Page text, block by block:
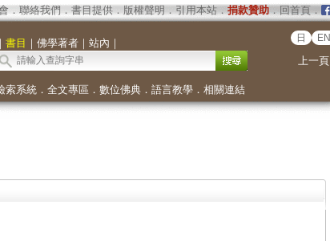
． 聯絡我們 ． 書目提供． 版權聲明 ． 引用本站． 捐款贊助．回首頁．
｜ 書目 ｜ 佛學著者｜ 站內 ｜ 日 EN
上一頁
索系統． 全文專區 ． 數位佛典． 語言教學． 相關連結